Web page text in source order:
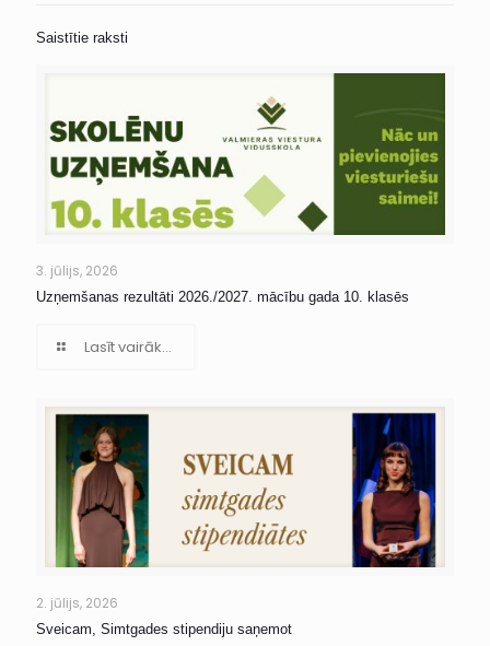
Saistītie raksti
3. jūlijs, 2026
Uzņemšanas rezultāti 2026./2027. mācību gada 10. klasēs
Lasīt vairāk...
2. jūlijs, 2026
Sveicam, Simtgades stipendiju saņemot